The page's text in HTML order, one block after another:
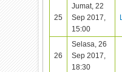
25
Jumat, 22
Sep 2017,
15:00
26
Selasa, 26
Sep 2017,
18:30